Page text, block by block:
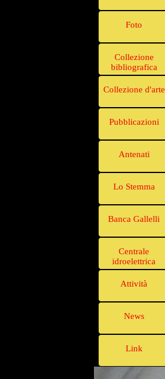
Foto
Collezione
bibliografica
Collezione d'arte
Pubblicazioni
Antenati
Lo Stemma
Banca Gallelli
Centrale
idroelettrica
Attività
News
Link